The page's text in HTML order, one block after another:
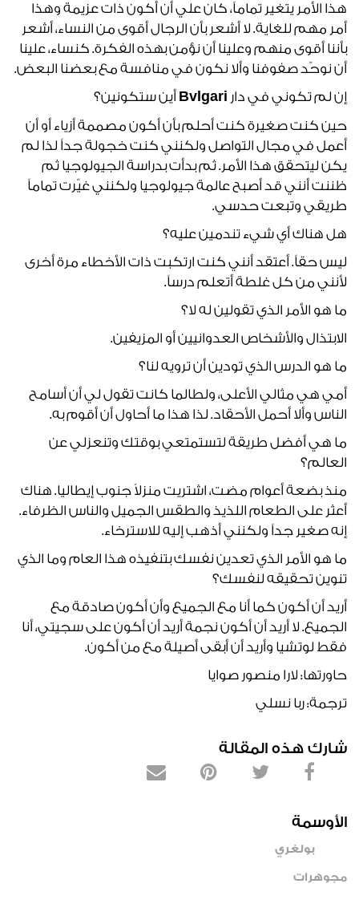
هذا الأمر يتغير تماماً، كان علي أن أكون ذات عزيمة وهذا
أمر مهم للغاية. لا أشعر بأن الرجال أقوى من النساء، أشعر
بأننا أقوى منهم وعلينا أن نؤمن بهذه الفكرة. كنساء، علينا
أن نوحّد صفوفنا وألا نكون في منافسة مع بعضنا البعض.
إن لم تكوني في دار Bvlgari أين ستكونين؟
حين كنت صغيرة كنت أحلم بأن أكون مصممة أزياء أو أن
أعمل في مجال التواصل ولكنني كنت خجولة جداً لذا لم
يكن ليتحقق هذا الأمر. ثم بدأت بدراسة الجيولوجيا ثم
ظننت أنني قد أصبح عالمة جيولوجيا ولكنني غيّرت تماماً
طريقي وتبعت حدسي.
هل هناك أي شيء تندمين عليه؟
ليس حقاً. أعتقد أنني كنت ارتكبت ذات الأخطاء مرة أخرى
لأنني من كل غلطة أتعلم درساً.
ما هو الأمر الذي تقولين له لا؟
الابتذال والأشخاص العدوانيين أو المزيفين.
ما هو الدرس الذي تودين أن ترويه لنا؟
أمي هي مثالي الأعلى، ولطالما كانت تقول لي أن أسامح
الناس وألا أحمل الأحقاد. لذا هذا ما أحاول أن أقوم به.
ما هي أفضل طريقة لتستمتعي بوقتك وتنعزلي عن
العالم؟
منذ بضعة أعوام مضت، اشتريت منزلاً جنوب إيطاليا. هناك
أعثر على الطعام اللذيذ والطقس الجميل والناس الظرفاء.
إنه صغير جداً ولكنني أذهب إليه للاسترخاء.
ما هو الأمر الذي تعدين نفسك بتنفيذه هذا العام وما الذي
تنوين تحقيقه لنفسك؟
أريد أن أكون كما أنا مع الجميع وأن أكون صادقة مع
الجميع. لا أريد أن أكون نجمة أريد أن أكون على سجيتي، أنا
فقط لوتشيا وأريد أن أبقى أصيلة مع من أكون.
حاورتها: لارا منصور صوايا
ترجمة: ربا نسلي
شارك هذه المقالة
الأوسمة
بولغري
مجوهرات